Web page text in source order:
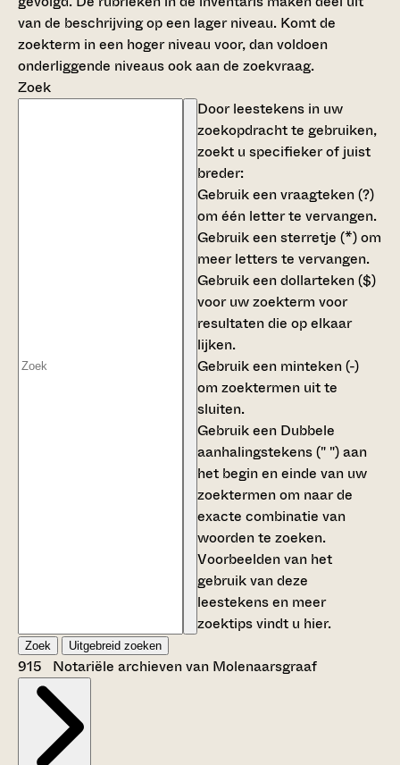
van de beschrijving op een lager niveau. Komt de
zoekterm in een hoger niveau voor, dan voldoen
onderliggende niveaus ook aan de zoekvraag.
Zoek
Door leestekens in uw
zoekopdracht te gebruiken,
zoekt u specifieker of juist
breder:
Gebruik eenvraagteken (?)
om één letter te vervangen.
Gebruik eensterretje (*)om
meer letters te vervangen.
Gebruik eendollarteken ($)
voor uw zoekterm voor
resultaten die op elkaar
lijken.
Gebruik een minteken (-)
om zoektermen uit te
sluiten.
Gebruik een Dubbele
aanhalingstekens (" ")aan
het begin en einde van uw
zoektermen om naar de
exacte combinatie van
woorden te zoeken.
Voorbeelden van het
gebruik van deze
leestekens en meer
zoektips vindt u hier.
Zoek Uitgebreid zoeken
915 Notariële archieven van Molenaarsgraaf